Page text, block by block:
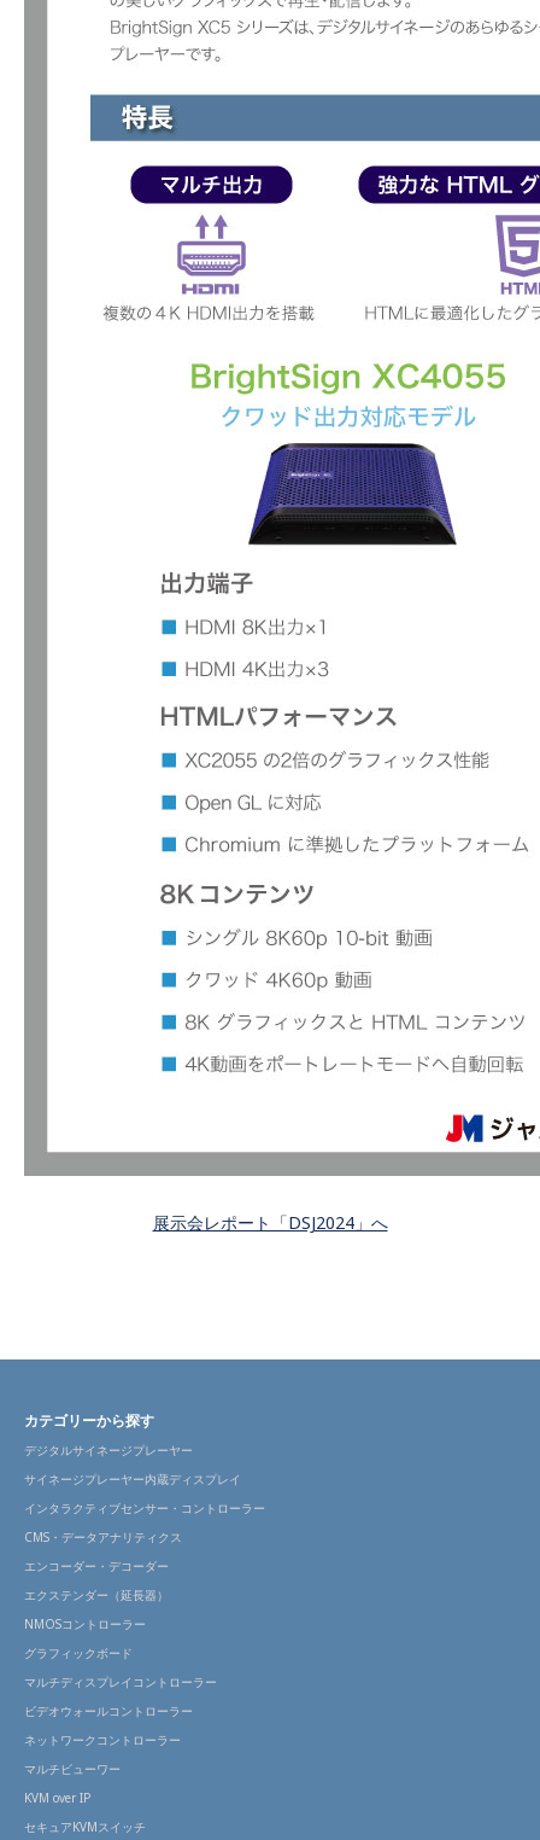
展示会レポート「DSJ2024」へ
カテゴリーから探す
デジタルサイネージプレーヤー
サイネージプレーヤー内蔵ディスプレイ
インタラクティブセンサー・コントローラー
CMS・データアナリティクス
エンコーダー・デコーダー
エクステンダー（延長器）
NMOSコントローラー
グラフィックボード
マルチディスプレイコントローラー
ビデオウォールコントローラー
ネットワークコントローラー
マルチビューワー
KVM over IP
セキュアKVMスイッチ